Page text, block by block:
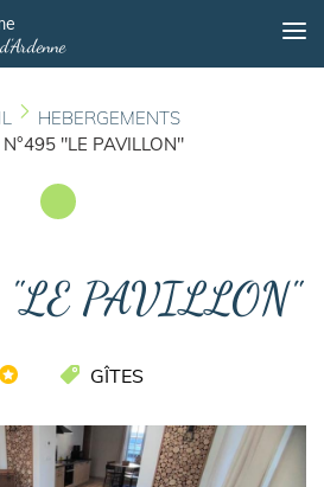
au
contenu
HEBERGEMENTS
N°495 "LE PAVILLON"
"LE PAVILLON"
GÎTES